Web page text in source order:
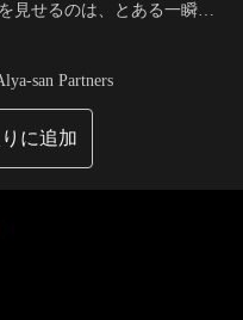
見せるのは、とある一瞬、
意しながらも、時々ボソッ
san Partners
に追加